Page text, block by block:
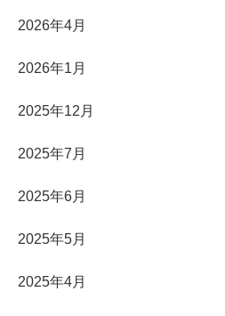
2026年4月
2026年1月
2025年12月
2025年7月
2025年6月
2025年5月
2025年4月